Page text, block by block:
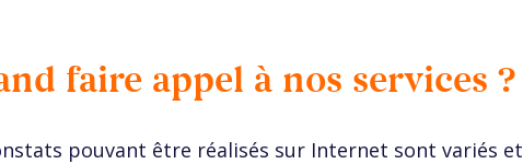
faire appel à nos services ?
pouvant être réalisés sur Internet sont variés et